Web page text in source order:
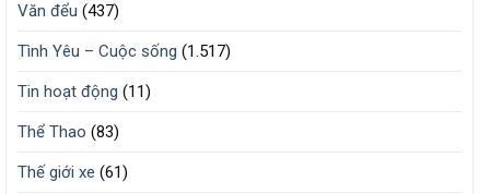
Văn đểu (437)
Tình Yêu – Cuộc sống (1.517)
Tin hoạt động (11)
Thể Thao (83)
Thế giới xe (61)